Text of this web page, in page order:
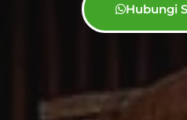
Hubungi